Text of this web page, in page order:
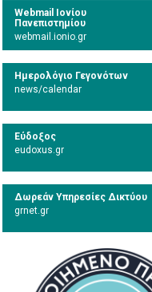
Webmail Ιονίου
Πανεπιστημίου
webmail.ionio.gr
Ημερολόγιο Γεγονότων
news/calendar
Εύδοξος
eudoxus.gr
Δωρεάν Υπηρεσίες Δικτύου
grnet.gr